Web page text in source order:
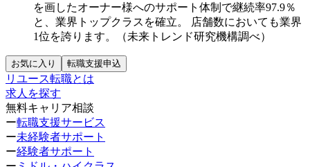
を画したオーナー様へのサポート体制で継続率97.9％
と、業界トップクラスを確立。
店舗数においても業界
1位を誇ります。（未来トレンド研究機構調べ）
お気に入り 転職支援申込
リユース転職とは
求人を探す
無料キャリア相談
ー転職支援サービス
ー未経験者サポート
ー経験者サポート